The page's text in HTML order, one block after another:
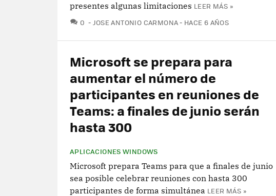
presentes algunas limitaciones LEER MÁS »
0 COMENTARIOS
JOSE ANTONIO CARMONA HACE 6 AÑOS
Microsoft se prepara para
aumentar el número de
participantes en reuniones de
Teams: a finales de junio serán
hasta 300
APLICACIONES WINDOWS
Microsoft prepara Teams para que a finales de junio
sea posible celebrar reuniones con hasta 300
participantes de forma simultánea LEER MÁS »